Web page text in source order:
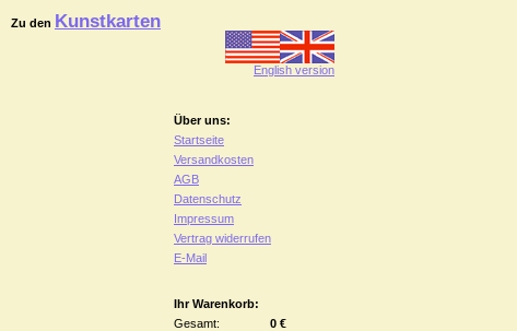
Zu den Kunstkarten
English version
Über uns:
Startseite
Versandkosten
AGB
Datenschutz
Impressum
Vertrag widerrufen
E-Mail
Ihr Warenkorb:
Gesamt:
0 €